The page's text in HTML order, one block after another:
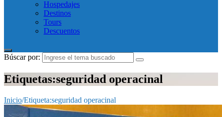
Hospedajes
Destinos
Tours
Descuentos
Búscar por:
Etiquetas:seguridad operacinal
Inicio/Etiqueta:seguridad operacinal